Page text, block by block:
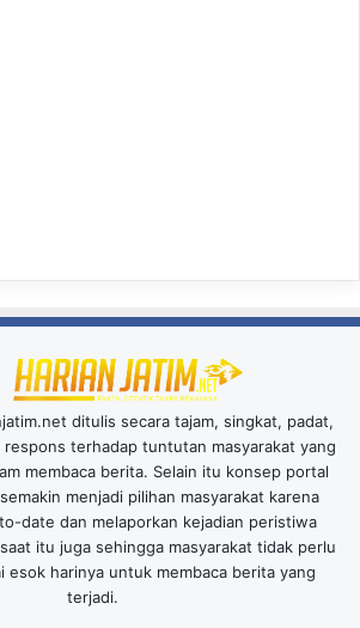
ditulis secara tajam, singkat, padat,
respons terhadap tuntutan masyarakat yang
membaca berita. Selain itu konsep portal
menjadi pilihan masyarakat karena
date dan melaporkan kejadian peristiwa
itu juga sehingga masyarakat tidak perlu
esok harinya untuk membaca berita yang
terjadi.